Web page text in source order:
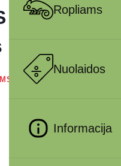
Ropliams
Nuolaidos
Informacija
30-60 cm-
9.49€